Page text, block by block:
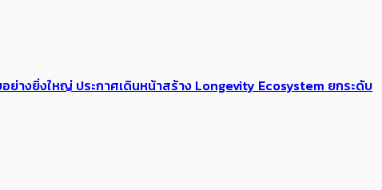
ย่างยิ่งใหญ่ ประกาศเดินหน้าสร้าง Longevity Ecosystem ยกระดับ